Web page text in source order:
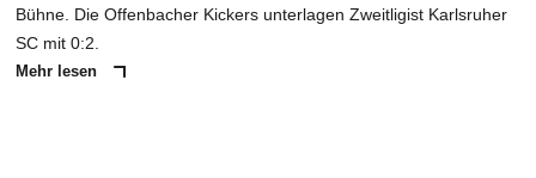
Bühne. Die Offenbacher Kickers unterlagen Zweitligist Karlsruher
SC mit 0:2.
Mehr lesen